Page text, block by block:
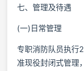
七、管理及待遇
(一)日常管理
专职消防队员执行
准现役封闭式管理